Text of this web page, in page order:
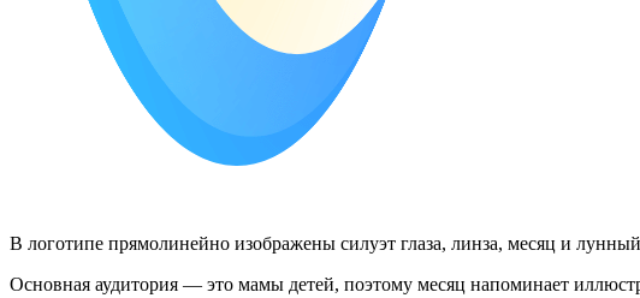
В логотипе прямолинейно изображены силуэт глаза, линза, месяц и
Основная аудитория — это мамы детей, поэтому месяц напоминает